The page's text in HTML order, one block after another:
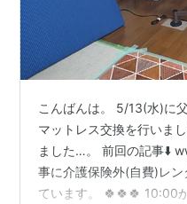
こんばんは。 5/13(水)に
マットレス交換を行いま
ました…。 前回の記事⬇️
事に介護保険外(自費)レ
ています。 🍀🍀🍀 10:00